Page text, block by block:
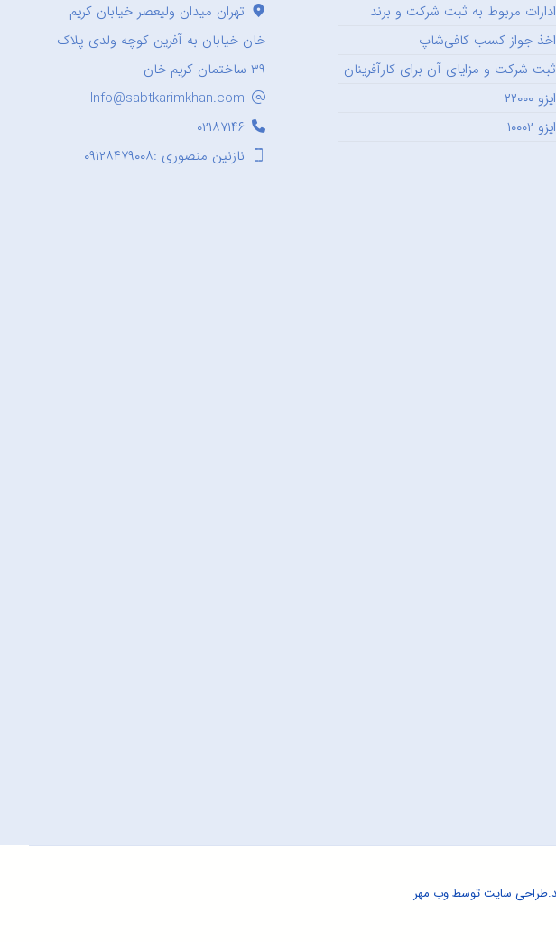
ادارات مربوط به ثبت شرکت و برند
اخذ جواز کسب کافی‌شاپ
ثبت شرکت و مزایای آن برای کارآفرینان
ایزو ۲۲۰۰۰
ایزو ۱۰۰۰۲
تهران میدان ولیعصر خیابان کریم
خان خیابان به آفرین کوچه ولدی پلاک
۳۹ ساختمان کریم خان
Info@sabtkarimkhan.com
۰۲۱۸۷۱۴۶
نازنین منصوری :۰۹۱۲۸۴۷۹۰۰۸
طراحی سایتتوسط وب مهر